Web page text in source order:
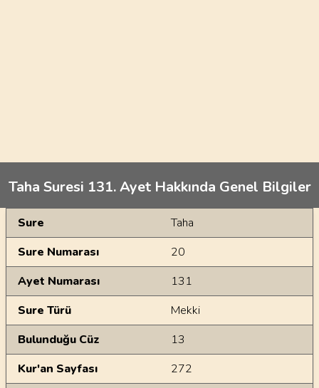
Taha Suresi 131. Ayet Hakkında Genel Bilgiler
Genel Bilgiler
Sure
Taha
Sure Numarası
20
Ayet Numarası
131
Sure Türü
Mekki
Bulunduğu Cüz
13
Kur'an Sayfası
272